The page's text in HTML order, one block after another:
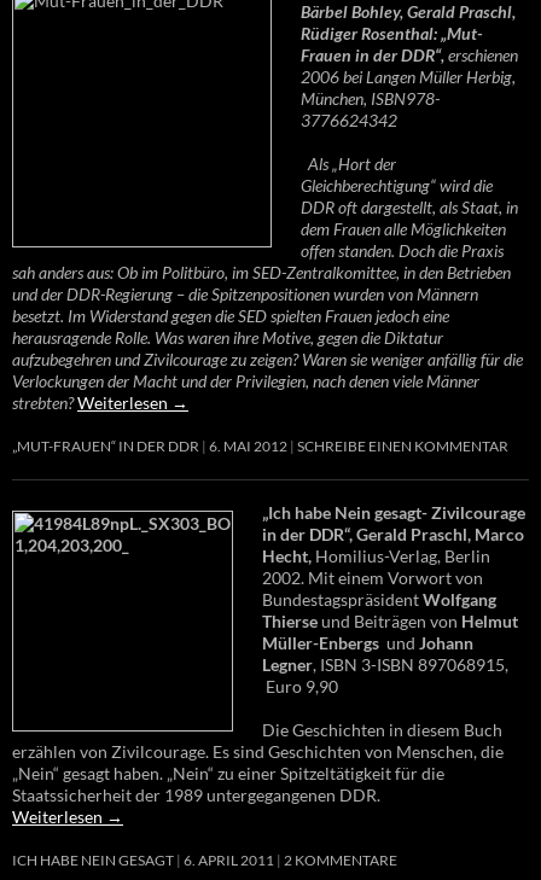
Bärbel Bohley, Gerald Praschl,
Rüdiger Rosenthal: „Mut-
Frauen in der DDR“,erschienen
2006 bei Langen Müller Herbig,
München, ISBN978-
3776624342
Als „Hort der
Gleichberechtigung“ wird die
DDR oft dargestellt, als Staat, in
dem Frauen alle Möglichkeiten
offen standen. Doch die Praxis
sah anders aus: Ob im Politbüro, im SED-Zentralkomittee, in den Betrieben
und der DDR-Regierung – die Spitzenpositionen wurden von Männern
besetzt. Im Widerstand gegen die SED spielten Frauen jedoch eine
herausragende Rolle. Was waren ihre Motive, gegen die Diktatur
aufzubegehren und Zivilcourage zu zeigen? Waren sie weniger anfällig für die
Verlockungen der Macht und der Privilegien, nach denen viele Männer
strebten?Weiterlesen →
„MUT-FRAUEN“ IN DER DDR 6. MAI 2012 SCHREIBE EINEN KOMMENTAR
„Ich habe Nein gesagt- Zivilcourage
in der DDR“, Gerald Praschl, Marco
Hecht, Homilius-Verlag, Berlin
2002. Mit einem Vorwort von
BundestagspräsidentWolfgang
Thierseund Beiträgen von Helmut
Müller-Enbergs und Johann
Legner, ISBN 3-ISBN 897068915,
Euro 9,90
Die Geschichten in diesem Buch
erzählen von Zivilcourage. Es sind Geschichten von Menschen, die
„Nein“ gesagt haben. „Nein“ zu einer Spitzeltätigkeit für die
Staatssicherheit der 1989 untergegangenen DDR.
Weiterlesen →
ICH HABE NEIN GESAGT 6. APRIL 2011 2 KOMMENTARE